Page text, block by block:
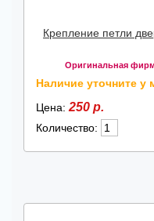
Крепление петли
Оригинальная
Наличие уточните у
Цена: 250 р.
Количество: